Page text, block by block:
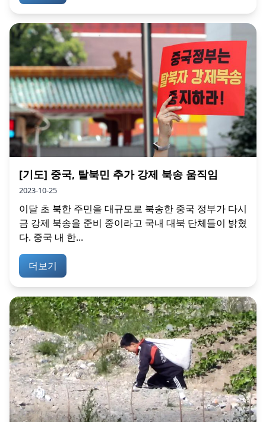
[기도] 중국, 탈북민 추가 강제 북송 움직임
2023-10-25
이달 초 북한 주민을 대규모로 북송한 중국 정부가 다시
금 강제 북송을 준비 중이라고 국내 대북 단체들이 밝혔
다. 중국 내 한...
더보기